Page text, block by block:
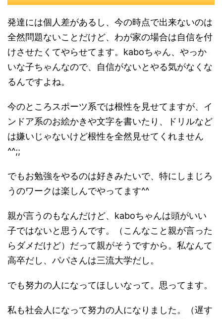
発達には個人差があるし、今の時点で出来ないのは
全然問題ないことだけど、わが家の場合は自信を付
けさせたくてやらせてます。kaboちゃん、やっか
いな子ちゃんなので、自信がないとやる気がなくな
るんですよね。
今のところスポーツ系では根性を見せてますが、イ
ンドア系のお絵かきや文字を書いたり、ドリルなど
は嫌いじゃないけど根性を全然見せてくれません
^^;;
でもお勉強をやるのは好きみたいで、特にしまじろ
うのワークは楽しんでやってます^^
親が言うのもなんだけど、kaboちゃんは頭がいい
子ではないと思うんです。（こんなこと親が言った
らダメだけど）だって親がそうですから。私なんて
高卒だし、パパさんは三流大学だし。
でも努力の人になってほしいなって。思ってます。
私も社会人になって努力の人になりました。（遅す